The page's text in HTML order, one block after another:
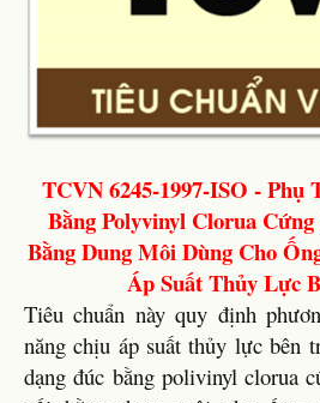
TCVN 6245-1997-ISO - Phụ
Bằng Polyvinyl Clorua
Bằng Dung Môi Dùng Cho
Áp Suất Thủy Lực
Tiêu chuẩn này quy định
năng chịu áp suất thủy lực bên
dạng đúc bằng polivinyl clorua